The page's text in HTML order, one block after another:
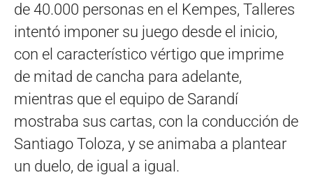
de 40.000 personas en el Kempes, Talleres
intentó imponer su juego desde el inicio,
con el característico vértigo que imprime
de mitad de cancha para adelante,
mientras que el equipo de Sarandí
mostraba sus cartas, con la conducción de
Santiago Toloza, y se animaba a plantear
un duelo, de igual a igual.